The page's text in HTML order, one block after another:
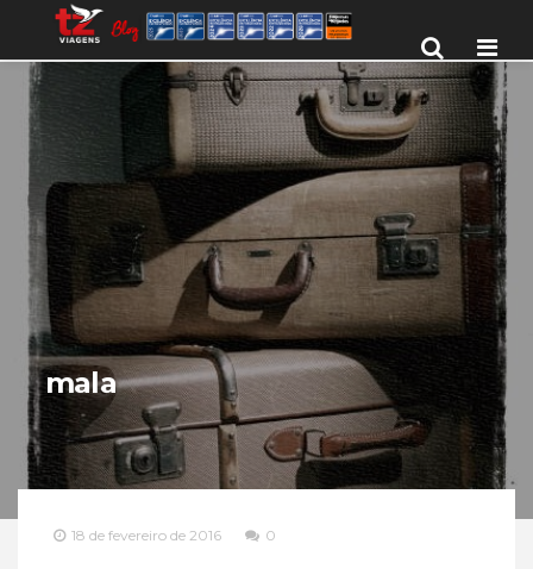
mala
18 de fevereiro de 2016 0